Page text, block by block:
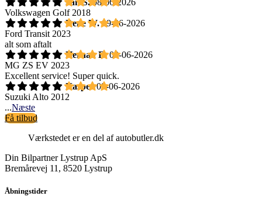
Jan S. 08-06-2026
Volkswagen Golf 2018
Rene W. 09-06-2026
Ford Transit 2023
alt som aftalt
Hernan E. 09-06-2026
MG ZS EV 2023
Excellent service! Super quick.
Kasper 09-06-2026
Suzuki Alto 2012
...Næste
Få tilbud
Værkstedet er en del af autobutler.dk
Din Bilpartner Lystrup ApS
Bremårevej 11, 8520 Lystrup
Åbningstider